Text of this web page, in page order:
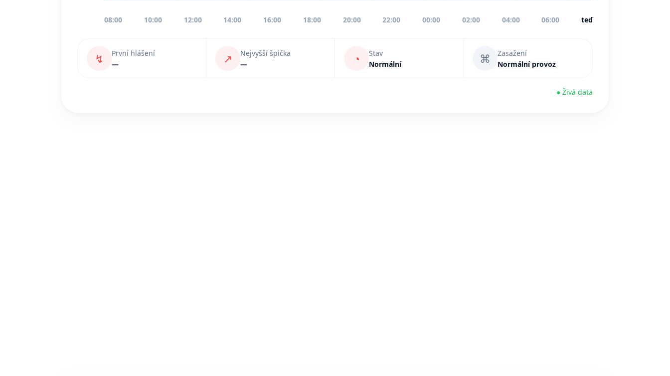
08:00 10:00 12:00 14:00 16:00 18:00 20:00 22:00 00:00 02:00 04:00 06:00 teď
↯
První hlášení
—
↗
Nejvyšší špička
—
◔
Stav
Normální
⌘
Zasažení
Normální provoz
● Živá data